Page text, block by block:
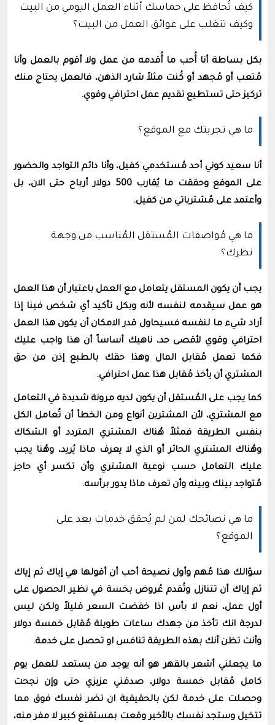
كيف تُحافظ على حماسك أثناء العمل اليومي من البيت
وكيف تتغلب على عوائق العمل من البيت؟
بكل بساطة أنا أُحب ما أُقدمه من عمل ولا أقوم بالعمل وأنا
مُتعب أو مُجهد أو كُنت مثلاً شارد الذهن، فالعمل يحتاج منك
تركيز حتى تستطيع تقديم عمل احترافي وقوي.
ما هي تجربتك مع الموقع؟
أنا سعيد كوني أحد مُستخدمي كفيل، وأنا دائم التواجد والحضور
على الموقع وحققت ما يُقارب 500 دولار أرباح حتى الان، بل
وأعتمد على مُشترياتي من كفيل.
ما هي مُواصفات المُستقل المُناسب من وجهة
نظرك؟
يجب أن يكون المستقل يتعامل مع العمل باعتبار أن هذا العمل
هو عمل سيقدمه لنفسه لأنه وبكل تأكيد أي شخص فينا إذا
أراد شيء ما لنفسه فسيحاول قدر الامكان أن يكون هذا العمل
احترافي وقوي لأقصى حد، ناهيك أساساً أن هذا واجب عليك
فكما تعمل مُقابل المال وهذا حقك بالطبع إذن من حق
المشتري أن يأخذ مُقابل هذا عمل احترافي.
كما يجب على المُستقل أن يكون لديه مرونة شديدة في التعامل
مع المشتري، لأن المشترين أنواع ومن الخطأ أن تُعامل الكل
بنفس الطريقة فمثلاً هُناك المشتري المتردد أو الشكاك
وهُناك المشتري الحائر أو الذي لا يعرف ماذا يُريد، وهُنا يجب
عليك التعامل حسب نوعية المشتري وأن تكسر أي حاجز
مُتواجد بينك وبينه وأن تعرف ماذا يدور برأسه.
ما هي نصائحك لمن لم يُحقق خدمات بعد على
الموقع؟
سؤالك هذا مُهم وأول نصيحة أحب أن أقولها هي إياك ثم إياك
ثم إياك أن تتنازل وتُقدم عُروض بخسة في نظير الحصول على
أول عمل، نعم لا بأس اذا خفضت السعر قليلاً ولكن ليس
لدرجة انك تأخذ من جهدك ساعات طويلة مُقابل خمسة دولار
وأنت تظن أنك بهذه الطريقة تنافس او تحصل على خدمة.
ما يجعلني أشعر بالقهر هو أنه يوجد من يستعد للعمل يوم
كامل مُقابل خمسة دولار، صدقني عزيزي حتى وإن نجحت
وحصلت على خدمة لكن بالحقيقية ان تضر نفسك فوق مما
تتخيل وستجد نفسك بالأخير وقعت بمستقنع كبير لا مفر منه،